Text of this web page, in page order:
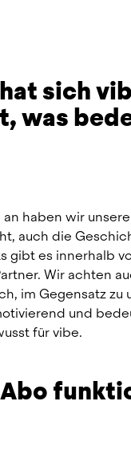
sich
was
haben wir
auch die
gibt es innerhalb
Wir achten
im Gegensatz
und
für vibe.